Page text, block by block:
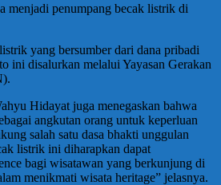
menjadi penumpang becak listrik di
yang bersumber dari dana pribadi
ini disalurkan melalui Yayasan Gerakan
Hidayat juga menegaskan bahwa
angkutan orang untuk keperluan
salah satu dasa bhakti unggulan
listrik ini diharapkan dapat
bagi wisatawan yang berkunjung di
menikmati wisata heritage” jelasnya.